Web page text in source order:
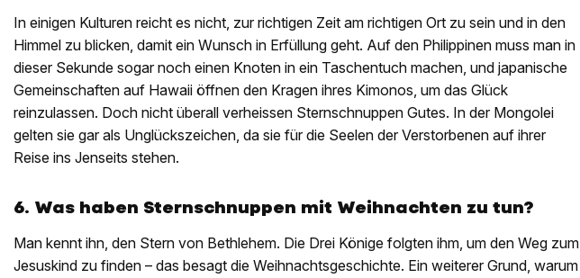
In einigen Kulturen reicht es nicht, zur richtigen Zeit am richtigen Ort zu sein und in den
Himmel zu ­blicken, damit ein Wunsch in Erfüllung geht. Auf den Philippinen muss man in
­dieser Sekunde sogar noch einen Knoten in ein Taschentuch machen, und japanische
Gemeinschaften auf Hawaii öffnen den ­Kragen ihres Kimonos, um das Glück
reinzulassen. Doch nicht überall verheissen Sternschnuppen Gutes. In der Mongolei
gelten sie gar als Unglücks­zeichen, da sie für die Seelen der Verstorbenen auf ihrer
Reise ins Jenseits stehen.
6. Was haben Sternschnuppen mit Weihnachten zu tun?
Man kennt ihn, den Stern von Bethlehem. Die Drei Könige folgten ihm, um den Weg zum
Jesuskind zu finden – das besagt die Weihnachtsgeschichte. Ein weiterer Grund, warum